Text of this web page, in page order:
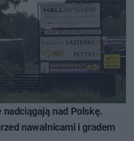
nadciągają nad Polskę.
nawałnicami i gradem